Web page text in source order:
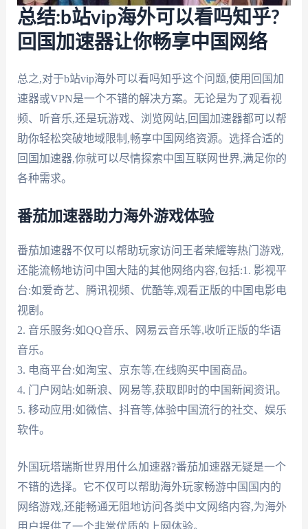
总结:b站vip海外可以看吗知乎?
回国加速器让你畅享中国网络
总之,对于b站vip海外可以看吗知乎这个问题,使用回国加
速器或VPN是一个不错的解决方案。无论是为了观看视
频、听音乐,还是玩游戏、浏览网站,回国加速器都可以帮
助你轻松突破地域限制,畅享中国网络资源。选择合适的
回国加速器,你就可以尽情探索中国互联网世界,满足你的
各种需求。
番茄加速器助力海外游戏体验
番茄加速器不仅可以帮助玩家访问王者荣耀等热门游戏,
还能流畅地访问中国大陆的其他网络内容,包括:1. 影视平
台:如爱奇艺、腾讯视频、优酷等,观看正版的中国电影电
视剧。
2. 音乐服务:如QQ音乐、网易云音乐等,收听正版的华语
音乐。
3. 电商平台:如淘宝、京东等,在线购买中国商品。
4. 门户网站:如新浪、网易等,获取即时的中国新闻资讯。
5. 移动应用:如微信、抖音等,体验中国流行的社交、娱乐
软件。
外国玩塔瑞斯世界用什么加速器?番茄加速器无疑是一个
不错的选择。它不仅可以帮助海外玩家畅游中国国内的
网络游戏,还能畅通无阻地访问各类中文网络内容,为海外